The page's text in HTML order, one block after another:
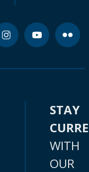
STAY
WITH
OUR